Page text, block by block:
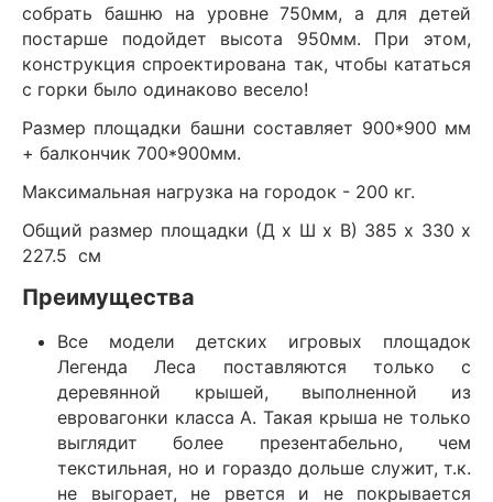
собрать башню на уровне 750мм, а для детей
постарше подойдет высота 950мм. При этом,
конструкция спроектирована так, чтобы кататься
с горки было одинаково весело!
Размер площадки башни составляет 900*900 мм
+ балкончик 700*900мм.
Максимальная нагрузка на городок - 200 кг.
Общий размер площадки (Д х Ш х В) 385 х 330 х
227.5 см
Преимущества
Все модели детских игровых площадок
Легенда Леса поставляются только с
деревянной крышей, выполненной из
евровагонки класса А. Такая крыша не только
выглядит более презентабельно, чем
текстильная, но и гораздо дольше служит, т.к.
не выгорает, не рвется и не покрывается